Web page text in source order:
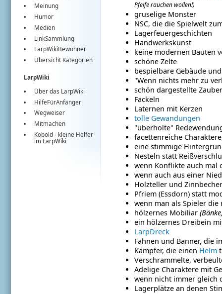
Meinung
Humor
Medien
LinkSammlung
LarpWikiBewohner
Übersicht Kategorien
LarpWiki
Über das LarpWiki
HilfeFürAnfänger
Wegweiser
Mitmachen
Kobold - kleine Helfer
im LarpWiki
Pfeife rauchen wollen!)
gruselige Monster
NSC, die die Spielwelt
Lagerfeuergeschichten
Handwerkskunst
keine modernen Bauten
schöne Zelte
bespielbare Gebäude
"Wenn nichts mehr zu
schön dargestellte Zauber
Fackeln
Laternen mit Kerzen
tolle Gewandungen
"überholte"
facettenreiche
eine stimmige
Nesteln statt
wenn Konflikte auch mal
wenn auch aus einer
Holzteller und Zinnbecher
Pfriem (Essdorn) statt
wenn man als Spieler
hölzernes Mobiliar
ein hölzernes Dreibein
LarpDreck
Fahnen und Banner, die
Kämpfer, die einen Helm
Verschrammelte,
Adelige Charaktere mit
wenn nicht immer gleich
Lagerplätze an denen